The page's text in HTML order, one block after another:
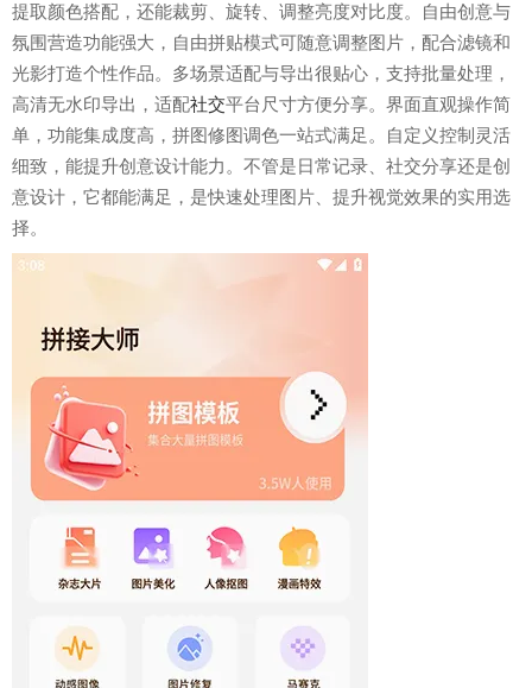
提取颜色搭配，还能裁剪、旋转、调整亮度对比度。自由创意与
氛围营造功能强大，自由拼贴模式可随意调整图片，配合滤镜和
光影打造个性作品。多场景适配与导出很贴心，支持批量处理，
高清无水印导出，适配社交平台尺寸方便分享。界面直观操作简
单，功能集成度高，拼图修图调色一站式满足。自定义控制灵活
细致，能提升创意设计能力。不管是日常记录、社交分享还是创
意设计，它都能满足，是快速处理图片、提升视觉效果的实用选
择。